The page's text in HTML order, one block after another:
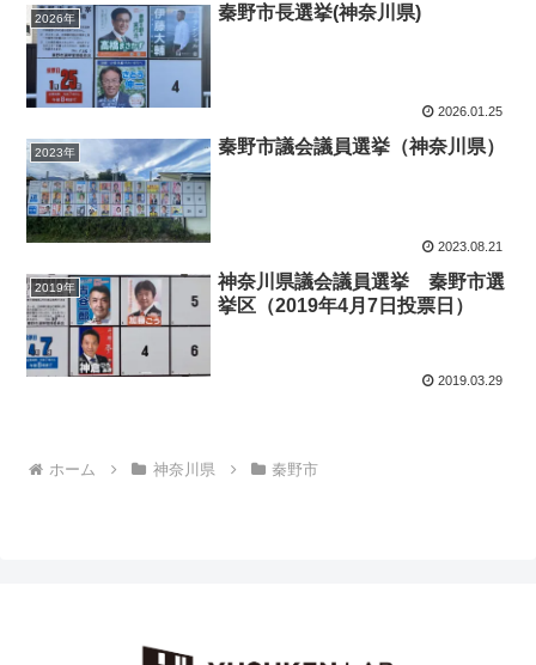
2026年 秦野市長選挙(神奈川県)
2026.01.25
2023年 秦野市議会議員選挙（神奈川県）
2023.08.21
2019年
神奈川県議会議員選挙 秦野市選
挙区（2019年4月7日投票日）
2019.03.29
ホーム 神奈川県 秦野市